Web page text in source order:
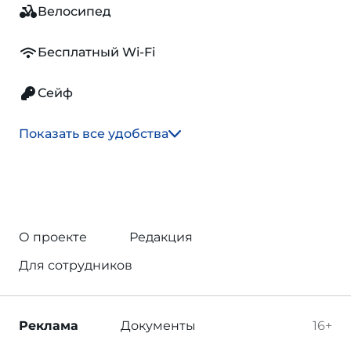
Велосипед
Бесплатный Wi-Fi
Сейф
Показать все удобства
О проекте
Редакция
Для сотрудников
16+
Реклама Документы